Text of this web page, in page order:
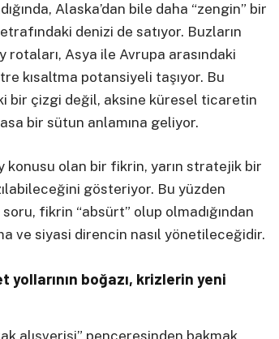
Alaska’dan bile daha “zengin” bir
denizi de satıyor. Buzların
rotaları, Asya ile Avrupa arasındaki
kısaltma potansiyeli taşıyor. Bu
bir çizgi değil, aksine küresel ticaretin
bir sütun anlamına geliyor.
konusu olan bir fikrin, yarın stratejik bir
gösteriyor. Bu yüzden
fikrin “absürt” olup olmadığından
ve siyasi direncin nasıl yönetileceğidir.
yollarının boğazı, krizlerin yeni
alışverişi” penceresinden bakmak